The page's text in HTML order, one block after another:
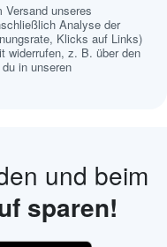
unseres
Analyse der
Klicks auf Links)
widerrufen, z. B. über den
in unseren
und beim
sparen!